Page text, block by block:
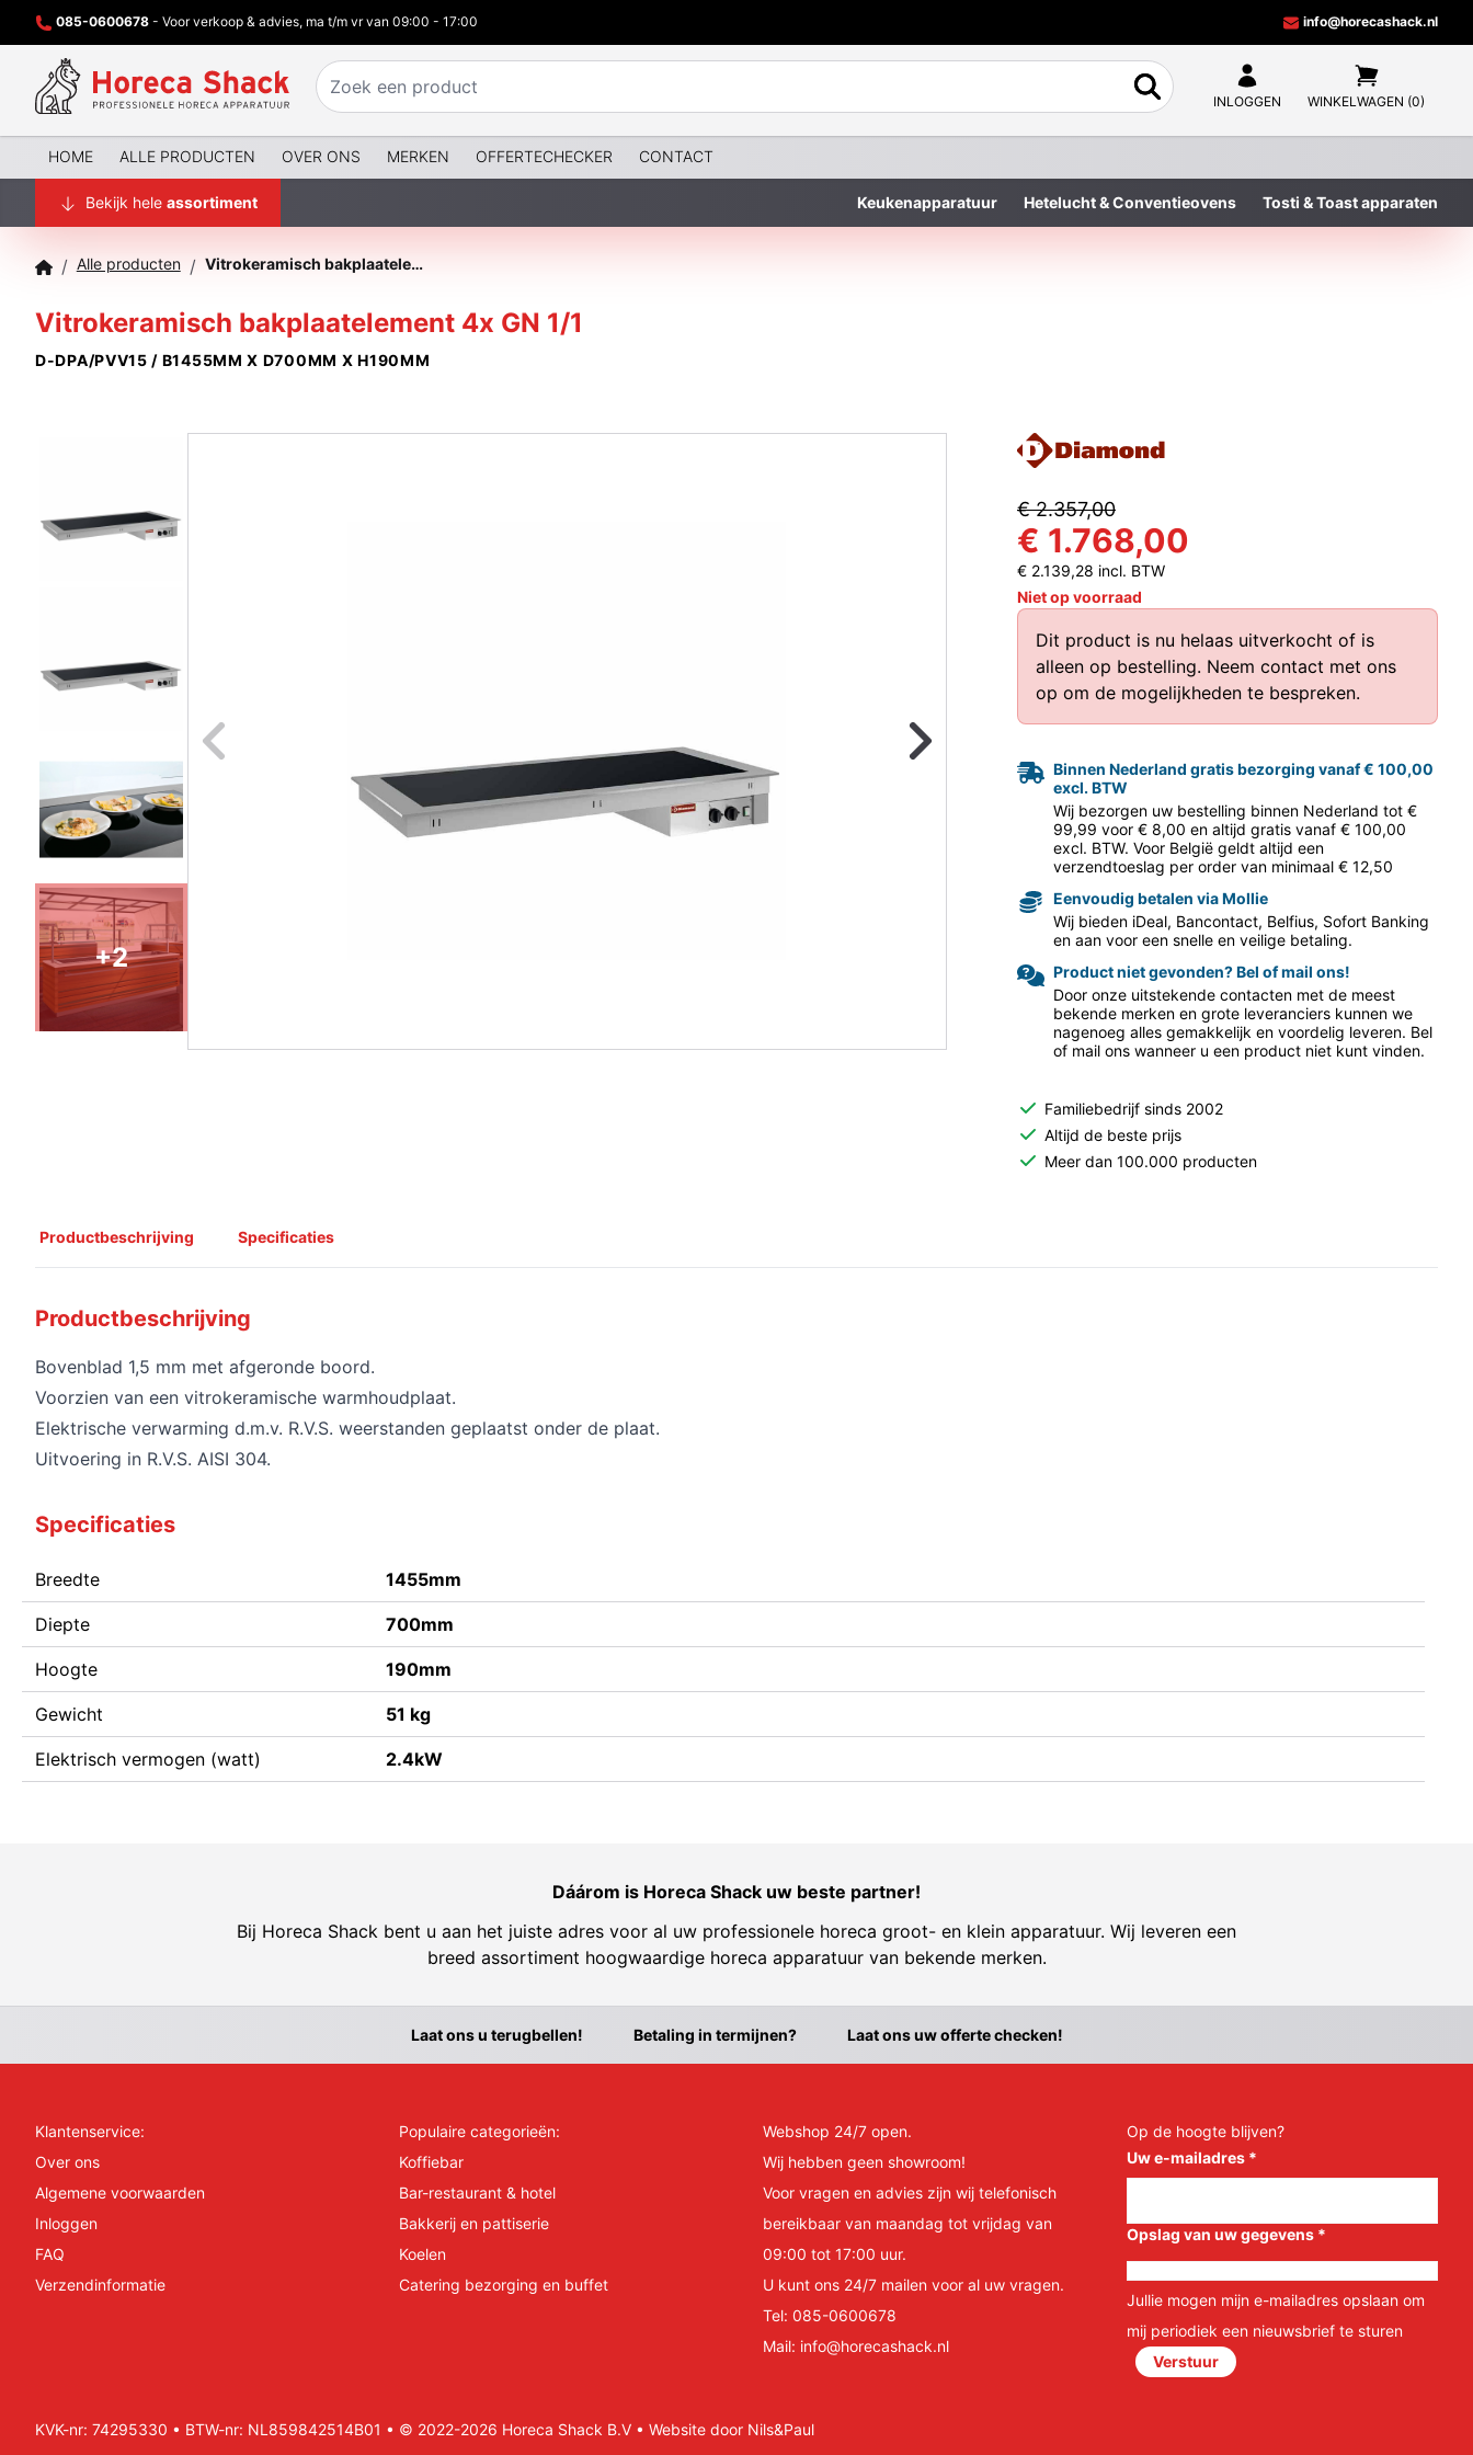
085-0600678 - Voor verkoop & advies, ma t/m vr van 09:00 - 17:00 info@horecashack.nl
INLOGGEN WINKELWAGEN (0)
HOME ALLE PRODUCTEN OVER ONS MERKEN OFFERTECHECKER CONTACT
Bekijk hele assortiment Keukenapparatuur Hetelucht & Conventieovens Tosti & Toast apparaten
/ Alle producten / Vitrokeramisch bakplaatelement 4x GN 1/1
Vitrokeramisch bakplaatelement 4x GN 1/1
D-DPA/PVV15 / B1455MM X D700MM X H190MM
+2
Naar vorige foto Naar volgende
€ 2.357,00
€ 1.768,00
€ 2.139,28 incl. BTW
Niet op voorraad
Dit product is nu helaas uitverkocht of is
alleen op bestelling. Neem contact met ons
op om de mogelijkheden te bespreken.
Binnen Nederland gratis bezorging vanaf € 100,00
excl. BTW
Wij bezorgen uw bestelling binnen Nederland tot €
99,99 voor € 8,00 en altijd gratis vanaf € 100,00
excl. BTW. Voor België geldt altijd een
verzendtoeslag per order van minimaal € 12,50
Eenvoudig betalen via Mollie
Wij bieden iDeal, Bancontact, Belfius, Sofort Banking
en aan voor een snelle en veilige betaling.
Product niet gevonden? Bel of mail ons!
Door onze uitstekende contacten met de meest
bekende merken en grote leveranciers kunnen we
nagenoeg alles gemakkelijk en voordelig leveren. Bel
of mail ons wanneer u een product niet kunt vinden.
Familiebedrijf sinds 2002
Altijd de beste prijs
Meer dan 100.000 producten
Productbeschrijving Specificaties
Productbeschrijving
Bovenblad 1,5 mm met afgeronde boord.
Voorzien van een vitrokeramische warmhoudplaat.
Elektrische verwarming d.m.v. R.V.S. weerstanden geplaatst onder de plaat.
Uitvoering in R.V.S. AISI 304.
Specificaties
Breedte 1455mm
Diepte 700mm
Hoogte 190mm
Gewicht 51 kg
Elektrisch vermogen (watt) 2.4kW
Dáárom is Horeca Shack uw beste partner!
Bij Horeca Shack bent u aan het juiste adres voor al uw professionele horeca groot- en klein apparatuur. Wij leveren een
breed assortiment hoogwaardige horeca apparatuur van bekende merken.
Laat ons u terugbellen! Betaling in termijnen? Laat ons uw offerte checken!
Klantenservice:
Over ons
Algemene voorwaarden
Inloggen
FAQ
Verzendinformatie
Populaire categorieën:
Koffiebar
Bar-restaurant & hotel
Bakkerij en pattiserie
Koelen
Catering bezorging en buffet
Webshop 24/7 open.
Wij hebben geen showroom!
Voor vragen en advies zijn wij telefonisch
bereikbaar van maandag tot vrijdag van
09:00 tot 17:00 uur.
U kunt ons 24/7 mailen voor al uw vragen.
Tel: 085-0600678
Mail: info@horecashack.nl
Op de hoogte blijven?
Uw e-mailadres *
Opslag van uw gegevens *
Jullie mogen mijn e-mailadres opslaan om
mij periodiek een nieuwsbrief te sturen
Verstuur
KVK-nr: 74295330 • BTW-nr: NL859842514B01 • © 2022-2026 Horeca Shack B.V • Website door Nils&Paul